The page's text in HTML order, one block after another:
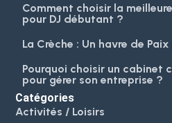
Comment choisir la
pour DJ débutant ?
La Crèche : Un havre de
Pourquoi choisir un cabinet
pour gérer son entreprise ?
Catégories
Activités / Loisirs